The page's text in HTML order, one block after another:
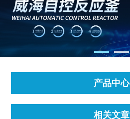
产品中心
相关文章